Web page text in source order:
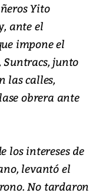
Yito
ante el
impone el
Suntracs, junto
las calles,
obrera ante
los intereses de
levantó el
No tardaron